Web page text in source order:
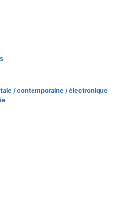
/ contemporaine / électronique